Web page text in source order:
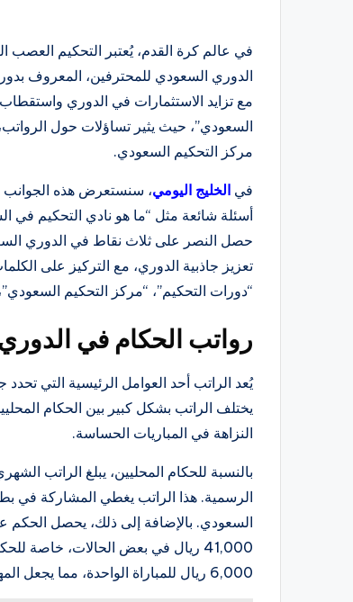
في عالم كرة القدم، يُعتبر التحكيم العصب
الدوري السعودي للمحترفين، المعروف
مع تزايد الاستثمارات في الدوري
السعودي”، حيث يثير تساؤلات حول
مركز التحكيم السعودي.
في الخليج اليومي، سنستعرض هذه الجوانب
أسئلة شائعة مثل “ما هو نادي التحكيم في
حصل النصر على ثلاث نقاط في الدوري
تعزيز جاذبية الدوري، مع التركيز على
“دورات التحكيم”، “مركز التحكيم
رواتب الحكام في
يُعد الراتب أحد العوامل الرئيسية التي
يختلف الراتب بشكل كبير بين الحكام
النزاهة في المباريات الحساسة.
الرسمية. هذا الراتب يغطي المشاركة في
السعودي. بالإضافة إلى ذلك، يحصل
41,000 ريال في بعض الحالات،
6,000 ريال للمباراة الواحدة، مما يجعل المهنة مجزية لكنها تتطلب تدريباً مستمراً.